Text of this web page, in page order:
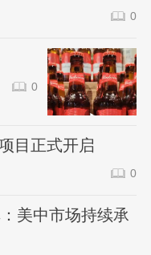
0
0
目正式开启
0
美中市场持续承